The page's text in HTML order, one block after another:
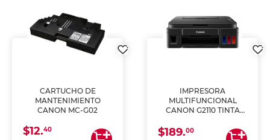
CARTUCHO DE
MANTENIMIENTO
CANON MC-G02
$12.40
IMPRESORA
MULTIFUNCIONAL
CANON G2110 TINTA
$189.00